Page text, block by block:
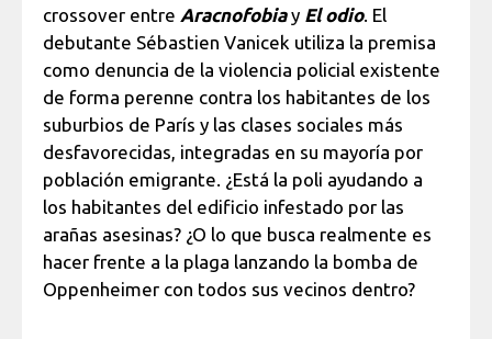
crossover entre Aracnofobiay El odio. El
debutante Sébastien Vanicek utiliza la premisa
como denuncia de la violencia policial existente
de forma perenne contra los habitantes de los
suburbios de París y las clases sociales más
desfavorecidas, integradas en su mayoría por
población emigrante. ¿Está la poli ayudando a
los habitantes del edificio infestado por las
arañas asesinas? ¿O lo que busca realmente es
hacer frente a la plaga lanzando la bomba de
Oppenheimer con todos sus vecinos dentro?